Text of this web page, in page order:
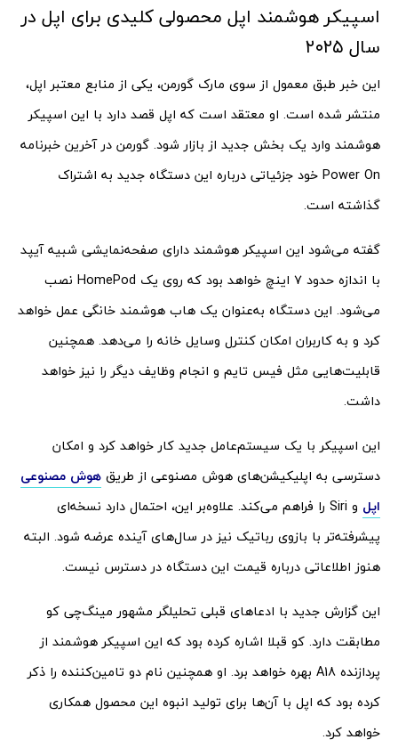
اسپیکر هوشمند اپل محصولی کلیدی برای اپل در
سال ۲۰۲۵
این خبر طبق معمول از سوی مارک گورمن، یکی از منابع معتبر اپل،
منتشر شده است. او معتقد است که اپل قصد دارد با این اسپیکر
هوشمند وارد یک بخش جدید از بازار شود. گورمن در آخرین خبرنامه
Power On خود جزئیاتی درباره این دستگاه جدید به اشتراک
گذاشته است.
گفته می‌شود این اسپیکر هوشمند دارای صفحه‌نمایشی شبیه آیپد
با اندازه حدود ۷ اینچ خواهد بود که روی یک HomePod نصب
می‌شود. این دستگاه به‌عنوان یک هاب هوشمند خانگی عمل خواهد
کرد و به کاربران امکان کنترل وسایل خانه را می‌دهد. همچنین
قابلیت‌هایی مثل فیس تایم و انجام وظایف دیگر را نیز خواهد
داشت.
این اسپیکر با یک سیستم‌عامل جدید کار خواهد کرد و امکان
دسترسی به اپلیکیشن‌های هوش مصنوعی از طریق هوش مصنوعی
اپل
و Siri را فراهم می‌کند. علاوه‌بر این، احتمال دارد نسخه‌ای
پیشرفته‌تر با بازوی رباتیک نیز در سال‌های آینده عرضه شود. البته
هنوز اطلاعاتی درباره قیمت این دستگاه در دسترس نیست.
این گزارش جدید با ادعاهای قبلی تحلیلگر مشهور مینگ‌چی کو
مطابقت دارد. کو قبلا اشاره کرده بود که این اسپیکر هوشمند از
پردازنده A18 بهره خواهد برد. او همچنین نام دو تامین‌کننده را ذکر
کرده بود که اپل با آن‌ها برای تولید انبوه این محصول همکاری
خواهد کرد.